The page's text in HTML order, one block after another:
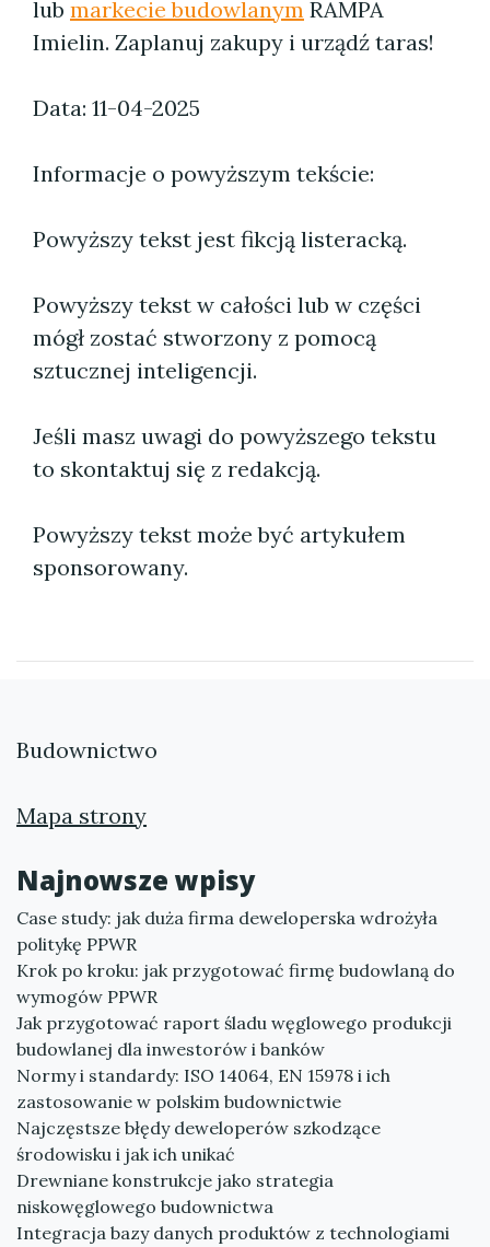
lub markecie budowlanym RAMPA
Imielin. Zaplanuj zakupy i urządź taras!
Data: 11-04-2025
Informacje o powyższym tekście:
Powyższy tekst jest fikcją listeracką.
Powyższy tekst w całości lub w części
mógł zostać stworzony z pomocą
sztucznej inteligencji.
Jeśli masz uwagi do powyższego tekstu
to skontaktuj się z redakcją.
Powyższy tekst może być artykułem
sponsorowany.
Budownictwo
Mapa strony
Najnowsze wpisy
Case study: jak duża firma deweloperska wdrożyła
politykę PPWR
Krok po kroku: jak przygotować firmę budowlaną do
wymogów PPWR
Jak przygotować raport śladu węglowego produkcji
budowlanej dla inwestorów i banków
Normy i standardy: ISO 14064, EN 15978 i ich
zastosowanie w polskim budownictwie
Najczęstsze błędy deweloperów szkodzące
środowisku i jak ich unikać
Drewniane konstrukcje jako strategia
niskowęglowego budownictwa
Integracja bazy danych produktów z technologiami